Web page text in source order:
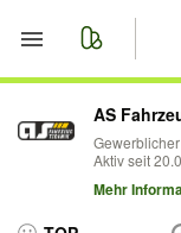
Start
Merkliste
AS
Aktiv seit
Mehr